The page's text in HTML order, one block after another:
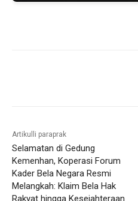
Artikulli paraprak
Selamatan di Gedung
Kemenhan, Koperasi Forum
Kader Bela Negara Resmi
Melangkah: Klaim Bela Hak
Rakyat hingga Kesejahteraan